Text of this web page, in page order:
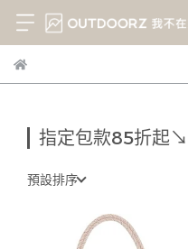
指定包款85折起↘
預設排序